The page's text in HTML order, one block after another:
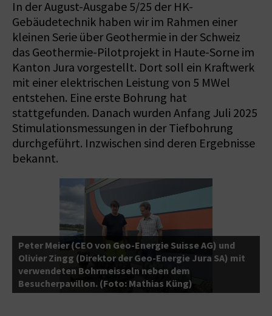
In der August-Ausgabe 5/25 der HK-
Gebäudetechnik haben wir im Rahmen einer
kleinen Serie über Geothermie in der Schweiz
das Geothermie-Pilotprojekt in Haute-Sorne im
Kanton Jura vorgestellt. Dort soll ein Kraftwerk
mit einer elektrischen Leistung von 5 MWel
entstehen. Eine erste Bohrung hat
stattgefunden. Danach wurden Anfang Juli 2025
Stimulationsmessungen in der Tiefbohrung
durchgeführt. Inzwischen sind deren Ergebnisse
bekannt.
Peter Meier (CEO von Geo-Energie Suisse AG) und
Olivier Zingg (Direktor der Geo-Energie Jura SA) mit
verwendeten Bohrmeisseln neben dem
Besucherpavillon. (Foto: Mathias Küng)